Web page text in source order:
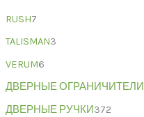
RUSH7
TALISMAN3
VERUM6
ДВЕРНЫЕ ОГРАНИЧИТЕЛИ
ДВЕРНЫЕ РУЧКИ372